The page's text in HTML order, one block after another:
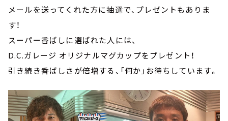
メールを送ってくれた方に抽選で、プレゼントもありま
す！
スーパー香ばしに選ばれた人には、
D.C.ガレージ オリジナルマグカップをプレゼント！
引き続き香ばしさが倍増する、「何か」お待ちしています。